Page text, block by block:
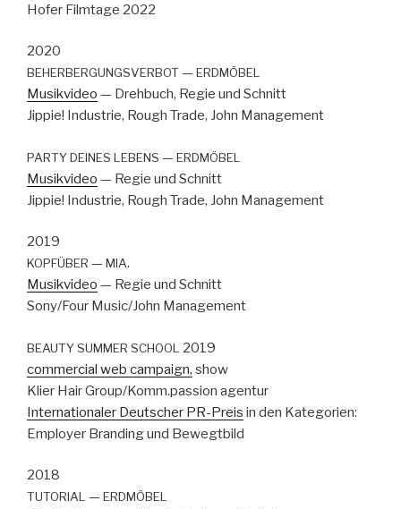
Hofer Film­tage 2022
2020
BEHERBERGUNGSVERBOT — ERDMÖBEL
Musikvideo — Drehbuch, Regie und Schnitt
Jip­pie! Indus­trie, Rough Trade, John Man­age­ment
PARTYDEINES LEBENS — ERDMÖBEL
Musikvideo — Regie und Schnitt
Jip­pie! Indus­trie, Rough Trade, John Man­age­ment
2019
KOPFÜBER — MIA.
Musikvideo — Regie und Schnitt
Sony/Four Music/John Man­age­ment
BEAUTYSUMMER SCHOOL
2019
com­mer­cial web cam­paign, show
Kli­er Hair Group/Komm.passion agen­tur
Inter­na­tionaler Deutsch­er PR-Preis in den Kat­e­gorien:
Employ­er Brand­ing und Bewegt­bild
2018
TUTORIAL — ERDMÖBEL